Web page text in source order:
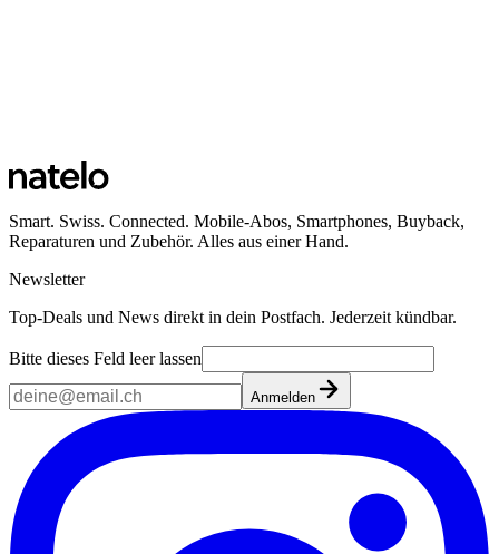
Smart. Swiss. Connected. Mobile-Abos, Smartphones, Buyback,
Reparaturen und Zubehör. Alles aus einer Hand.
Newsletter
Top-Deals und News direkt in dein Postfach. Jederzeit kündbar.
Bitte dieses Feld leer lassen
Anmelden